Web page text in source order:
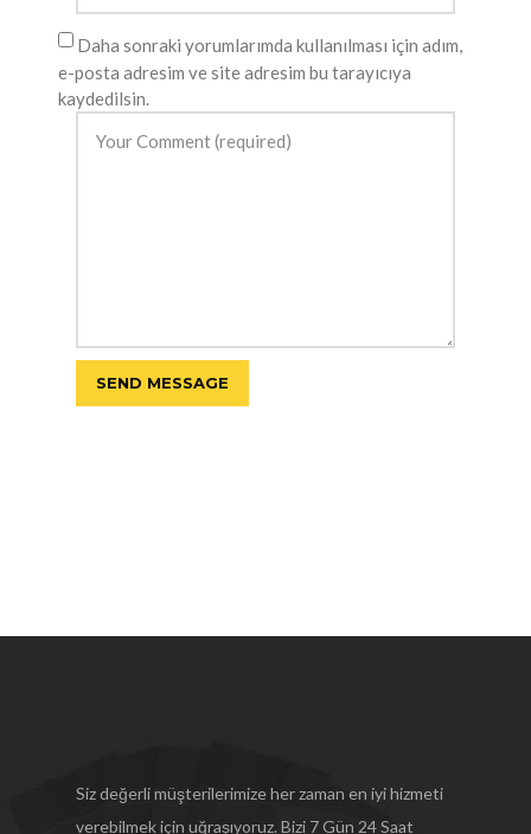
Daha sonraki yorumlarımda kullanılması için adım,
e-posta adresim ve site adresim bu tarayıcıya
kaydedilsin.
Siz değerli müşterilerimize her zaman en iyi hizmeti
verebilmek için uğraşıyoruz. Bizi 7 Gün 24 Saat